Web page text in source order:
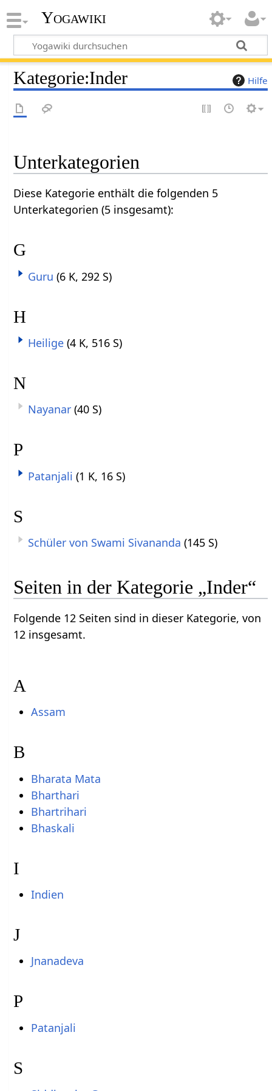
Yogawiki
Hilfe
Kategorie:Inder
Unterkategorien
Diese Kategorie enthält die folgenden 5
Unterkategorien (5 insgesamt):
G
Guru (6 K, 292 S)
H
Heilige (4 K, 516 S)
N
Nayanar (40 S)
P
Patanjali (1 K, 16 S)
S
Schüler von Swami Sivananda (145 S)
Seiten in der Kategorie „Inder“
Folgende 12 Seiten sind in dieser Kategorie, von
12 insgesamt.
A
Assam
B
Bharata Mata
Bharthari
Bhartrihari
Bhaskali
I
Indien
J
Jnanadeva
P
Patanjali
S